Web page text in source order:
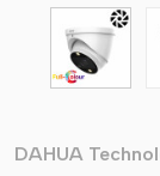
DAHUA